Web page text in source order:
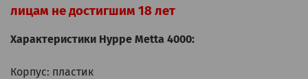
лицам не достигшим 18 лет
Характеристики Hyppe Metta 4000:
Корпус: пластик